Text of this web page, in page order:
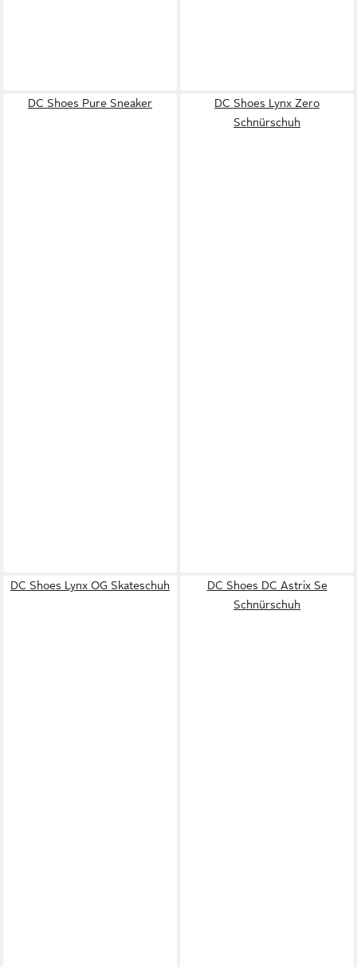
DC Shoes Pure Sneaker
DC Shoes Lynx Zero
Schnürschuh
DC Shoes Lynx OG Skateschuh
DC Shoes DC Astrix Se
Schnürschuh